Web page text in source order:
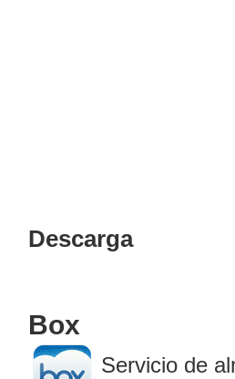
Descarga
Box
Servicio de